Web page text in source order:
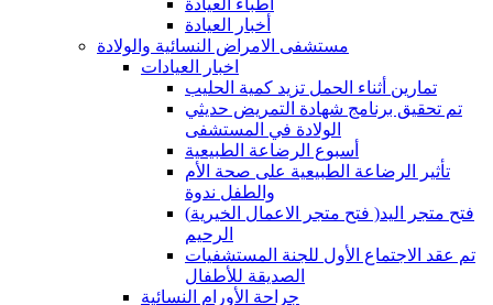
أخبار العيادة
مستشفى الامراض النسائية والولادة
اخبار العيادات
تمارين أثناء الحمل تزيد كمية الحليب
تم تحقيق برنامج شهادة التمريض حديثي
الولادة في المستشفى
أسبوع الرضاعة الطبيعية
تأثير الرضاعة الطبيعية على صحة الأم
والطفل ندوة
(فتح متجر الاعمال الخيرية )فتح متجر اليد
الرحيم
تم عقد الاجتماع الأول للجنة المستشفيات
الصديقة للأطفال
جراحة الأورام النسائية